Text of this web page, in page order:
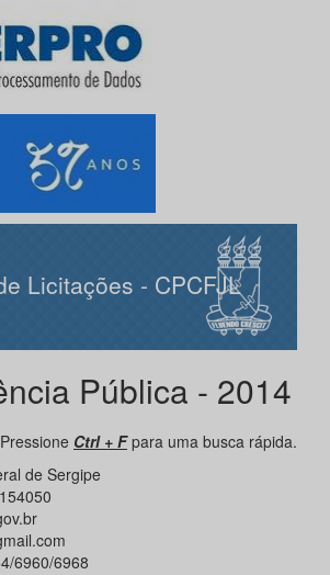
Licitações - CPCFJL
Pública - 2014
Pressione Ctrl + Fpara uma busca rápida.
de Sergipe
6960/6968